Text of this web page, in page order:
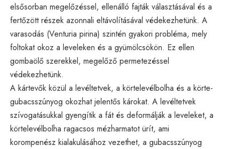
elsősorban megelőzéssel, ellenálló fajták választásával és a
fertőzött részek azonnali eltávolításával védekezhetünk. A
varasodás (Venturia pirina) szintén gyakori probléma, mely
foltokat okoz a leveleken és a gyümölcsökön. Ez ellen
gombaölő szerekkel, megelőző permetezéssel
védekezhetünk.
A kártevők közül a levéltetvek, a körtelevélbolha és a körte-
gubacsszúnyog okozhat jelentős károkat. A levéltetvek
szívogatásukkal gyengítik a fát és deformálják a leveleket, a
körtelevélbolha ragacsos mézharmatot ürít, ami
korompenész kialakulásához vezethet, a gubacsszúnyog